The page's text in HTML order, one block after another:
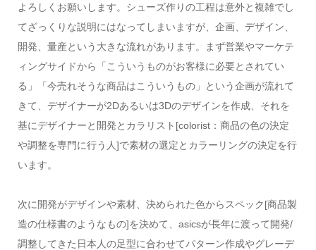
よろしくお願いします。シューズ作りの工程は意外と複雑でし
てざっくりな説明にはなってしまいますが、企画、デザイン、
開発、量産という大きな流れがあります。まず営業やマーケテ
ィングサイドから「こういうものがお客様に必要とされてい
る」「今売れそうな商品はこういうもの」という企画が流れて
きて、デザイナーが2Dあるいは3Dのデザインを作成、それを
基にデザイナーと開発とカラリスト[colorist：商品の色の決定
や調整を専門に行う人]で素材の選定とカラーリングの決定を行
います。
次に開発がデザインや素材、決められた色からスペック[商品製
造の仕様書のようなもの]を決めて、asicsが長年に渡って開発/
調整してきた日本人の足型に合わせてパターン作成やグレーデ